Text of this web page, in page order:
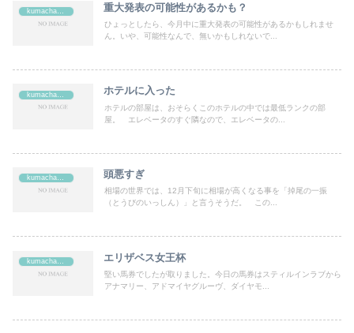
重大発表の可能性があるかも？
ひょっとしたら、今月中に重大発表の可能性があるかもしれませ
ん。いや、可能性なんで、無いかもしれないで...
ホテルに入った
ホテルの部屋は、おそらくこのホテルの中では最低ランクの部
屋。 エレベータのすぐ隣なので、エレベータの...
kumachan's 頭悪すぎ
相場の世界では、12月下旬に相場が高くなる事を「掉尾の一振
（とうびのいっしん）」と言うそうだ。 この...
kumachan's エリザベス女王杯
堅い馬券でしたが取りました。今日の馬券はスティルインラブから
アナマリー、アドマイヤグルーヴ、ダイヤモ...